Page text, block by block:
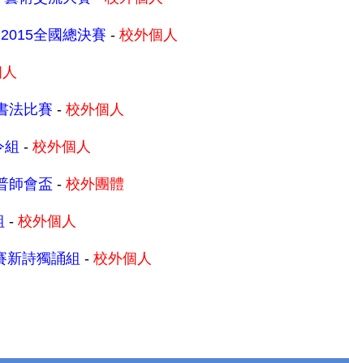
全國總決賽 - 校外個人
法比賽 - 校外個人
- 校外個人
師會盃 - 校外團體
- 校外個人
新詩獨誦組 - 校外個人